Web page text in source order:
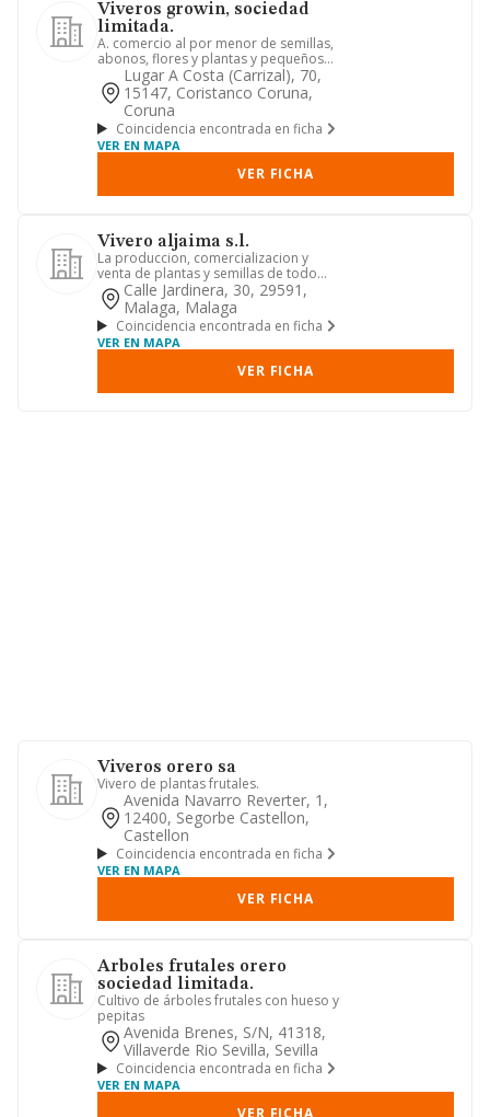
Viveros growin, sociedad
limitada.
A. comercio al por menor de semillas,
abonos, flores y plantas y pequeños
animales (cnae 4776), com...
Lugar A Costa (carrizal), 70,
15147, Coristanco Coruna,
Coruna
Coincidencia encontrada en ficha
VER EN MAPA
VER FICHA
Vivero aljaima s.l.
La produccion, comercializacion y
venta de plantas y semillas de todo
tipo de especies ornamentales...
Calle Jardinera, 30, 29591,
Malaga, Malaga
Coincidencia encontrada en ficha
VER EN MAPA
VER FICHA
Viveros orero sa
Vivero de plantas frutales.
Avenida Navarro Reverter, 1,
12400, Segorbe Castellon,
Castellon
Coincidencia encontrada en ficha
VER EN MAPA
VER FICHA
Arboles frutales orero
sociedad limitada.
Cultivo de árboles frutales con hueso y
pepitas
Avenida Brenes, S/n, 41318,
Villaverde Rio Sevilla, Sevilla
Coincidencia encontrada en ficha
VER EN MAPA
VER FICHA